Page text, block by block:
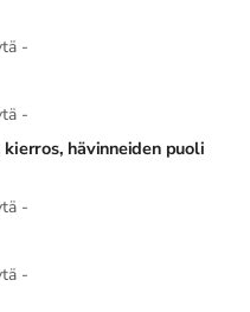
-
-
hävinneiden puoli
-
-